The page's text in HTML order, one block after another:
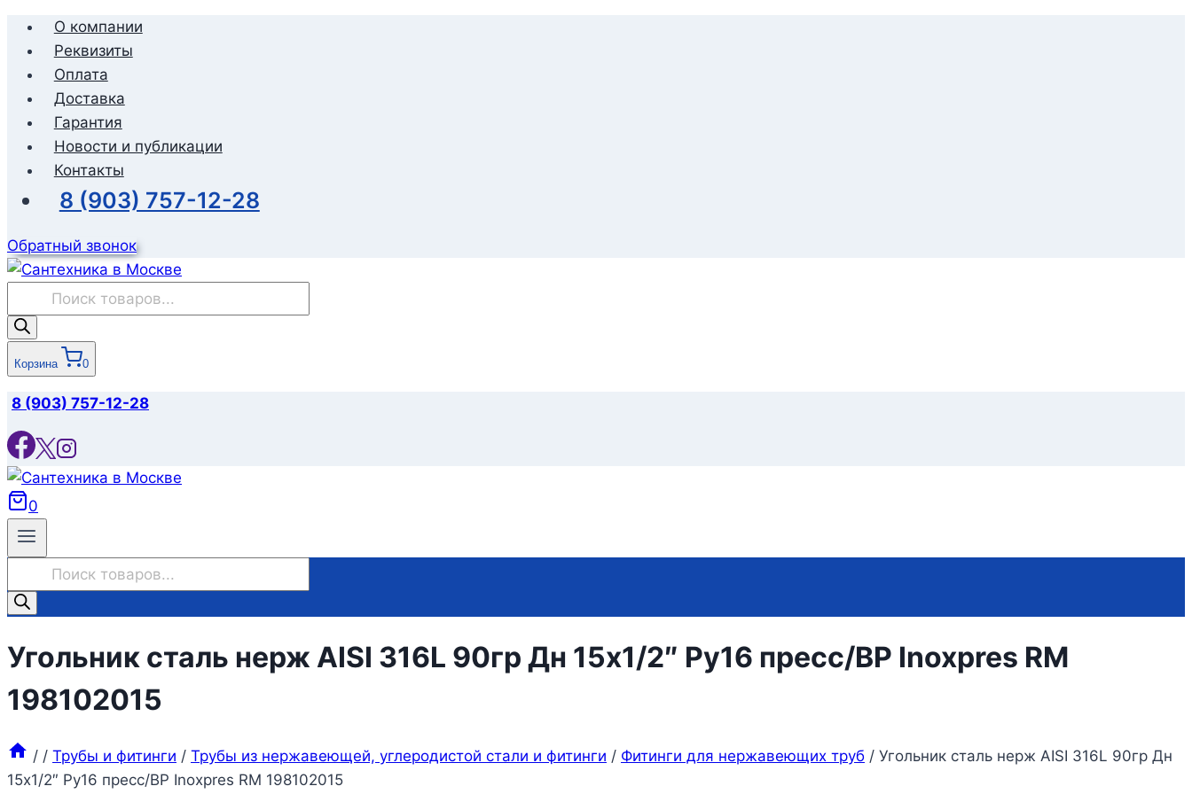
Перейти
содержимому
О компании
Реквизиты
Оплата
Доставка
Гарантия
Новости и публикации
Контакты
8 (903) 757-12-28
Обратный звонок
товаров
Корзина 0
8 (903) 757-12-28
0
товаров
Угольник сталь нерж AISI 316L 90гр Дн 15х1/2″ Ру16 пресс/ВР Inoxpres RM
198102015
/ / Трубы и фитинги / Трубы из нержавеющей, углеродистой стали и фитинги / Фитинги для нержавеющих труб / Угольник сталь нерж AISI 316L 90гр Дн
15х1/2″ Ру16 пресс/ВР Inoxpres RM 198102015